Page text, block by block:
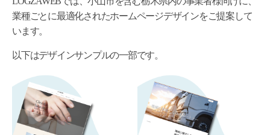
業種ごとに最適化されたホームページデザインをご提案して
います。
以下はデザインサンプルの一部です。